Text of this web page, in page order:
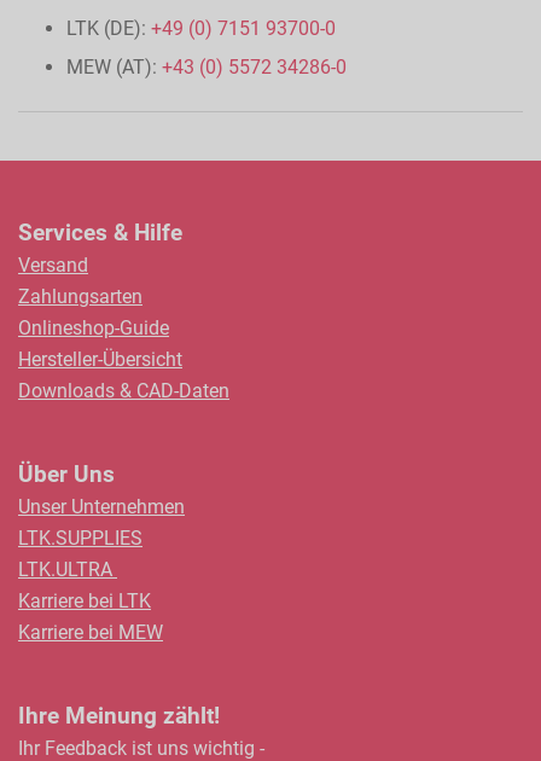
LTK (DE): +49 (0) 7151 93700-0
MEW (AT): +43 (0) 5572 34286-0
Services & Hilfe
Versand
Zahlungsarten
Onlineshop-Guide
Hersteller-Übersicht
Downloads & CAD-Daten
Über Uns
Unser Unternehmen
LTK.SUPPLIES
LTK.ULTRA
Karriere bei LTK
Karriere bei MEW
Ihre Meinung zählt!
Ihr Feedback ist uns wichtig -